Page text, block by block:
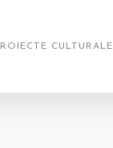
CULTURALE